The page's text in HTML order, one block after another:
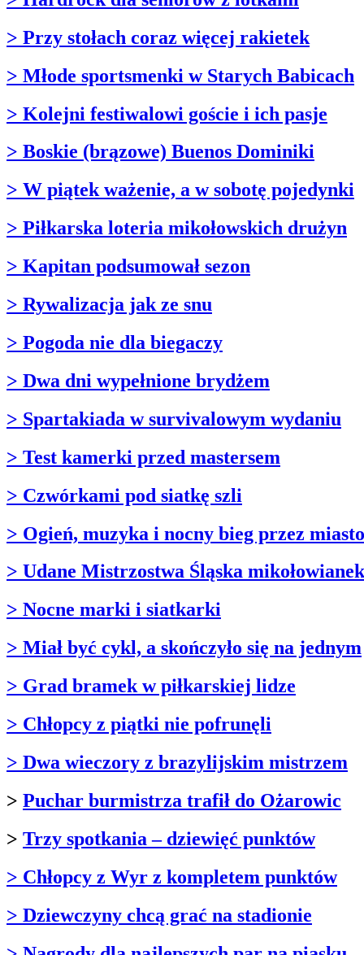
> Przy stołach coraz więcej rakietek
> Młode sportsmenki w Starych Babicach
> Kolejni festiwalowi goście i ich pasje
> Boskie (brązowe) Buenos Dominiki
> W piątek ważenie, a w sobotę pojedynki
> Piłkarska loteria mikołowskich drużyn
> Kapitan podsumował sezon
> Rywalizacja jak ze snu
> Pogoda nie dla biegaczy
> Dwa dni wypełnione brydżem
> Spartakiada w survivalowym wydaniu
> Test kamerki przed mastersem
> Czwórkami pod siatkę szli
> Ogień, muzyka i nocny bieg przez miasto
> Udane Mistrzostwa Śląska mikołowianek
> Nocne marki i siatkarki
> Miał być cykl, a skończyło się na jednym
> Grad bramek w piłkarskiej lidze
> Chłopcy z piątki nie pofrunęli
> Dwa wieczory z brazylijskim mistrzem
> Puchar burmistrza trafił do Ożarowic
> Trzy spotkania – dziewięć punktów
> Chłopcy z Wyr z kompletem punktów
> Dziewczyny chcą grać na stadionie